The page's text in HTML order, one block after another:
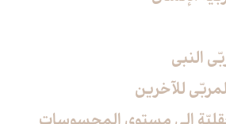
النبي
للآخرين